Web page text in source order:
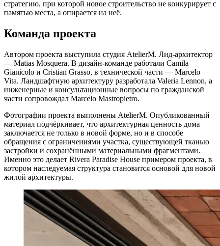
стратегию, при которой новое строительство не конкурирует с
памятью места, а опирается на неё.
Команда проекта
Автором проекта выступила студия AtelierM. Лид-архитектор
— Matias Mosquera. В дизайн-команде работали Camila
Gianicolo и Cristian Grasso, в технической части — Marcelo
Vita. Ландшафтную архитектуру разработала Valeria Lennon, а
инженерные и консультационные вопросы по гражданской
части сопровождал Marcelo Mastropietro.
Фотографии проекта выполнены AtelierM. Опубликованный
материал подчёркивает, что архитектурная ценность дома
заключается не только в новой форме, но и в способе
обращения с ограничениями участка, существующей тканью
застройки и сохранёнными материальными фрагментами.
Именно это делает Rivera Paradise House примером проекта, в
котором наследуемая структура становится основой для новой
жилой архитектуры.